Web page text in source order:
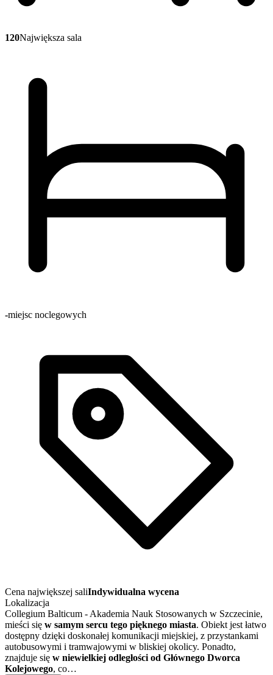
120Największa sala
-miejsc noclegowych
Cena największej saliIndywidualna wycena
Lokalizacja
Collegium Balticum - Akademia Nauk Stosowanych w Szczecinie,
mieści się w samym sercu tego pięknego miasta. Obiekt jest łatwo
dostępny dzięki doskonałej komunikacji miejskiej, z przystankami
autobusowymi i tramwajowymi w bliskiej okolicy. Ponadto,
znajduje się w niewielkiej odległości od Głównego Dworca
Kolejowego, co…